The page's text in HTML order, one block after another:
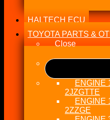
HALTECH ECU
TOYOTA PARTS &
Close
ENGINE
2JZGTTE
ENGINE
2ZZGE